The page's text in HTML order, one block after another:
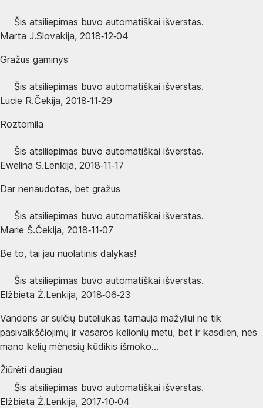
Šis atsiliepimas buvo automatiškai išverstas.
Marta J.Slovakija, 2018‑12‑04
Gražus gaminys
Šis atsiliepimas buvo automatiškai išverstas.
Lucie R.Čekija, 2018‑11‑29
Roztomila
Šis atsiliepimas buvo automatiškai išverstas.
Ewelina S.Lenkija, 2018‑11‑17
Dar nenaudotas, bet gražus
Šis atsiliepimas buvo automatiškai išverstas.
Marie Š.Čekija, 2018‑11‑07
Be to, tai jau nuolatinis dalykas!
Šis atsiliepimas buvo automatiškai išverstas.
Elżbieta Ż.Lenkija, 2018‑06‑23
Vandens ar sulčių buteliukas tarnauja mažyliui ne tik
pasivaikščiojimų ir vasaros kelionių metu, bet ir kasdien, nes
mano kelių mėnesių kūdikis išmoko...
Žiūrėti daugiau
Šis atsiliepimas buvo automatiškai išverstas.
Elżbieta Ż.Lenkija, 2017‑10‑04